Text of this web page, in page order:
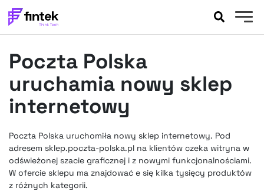
BANKOWOŚĆ
FELIETONY
WYWIADY
PODCASTY
FINTEKEXTRA
OKIEM EKSPERTA
Poczta Polska
uruchamia nowy sklep
internetowy
Poczta Polska uruchomiła nowy sklep internetowy. Pod
adresem sklep.poczta-polska.pl na klientów czeka witryna w
odświeżonej szacie graficznej i z nowymi funkcjonalnościami.
W ofercie sklepu ma znajdować e się kilka tysięcy produktów
z różnych kategorii.